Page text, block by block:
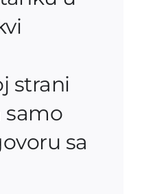
strani
samo
sa